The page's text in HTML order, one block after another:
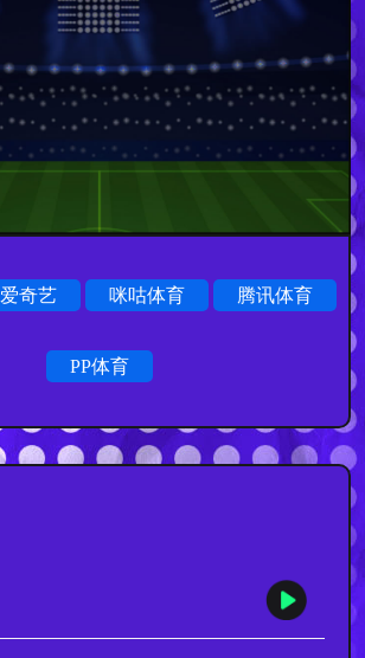
爱奇艺 咪咕体育 腾讯体育
PP体育